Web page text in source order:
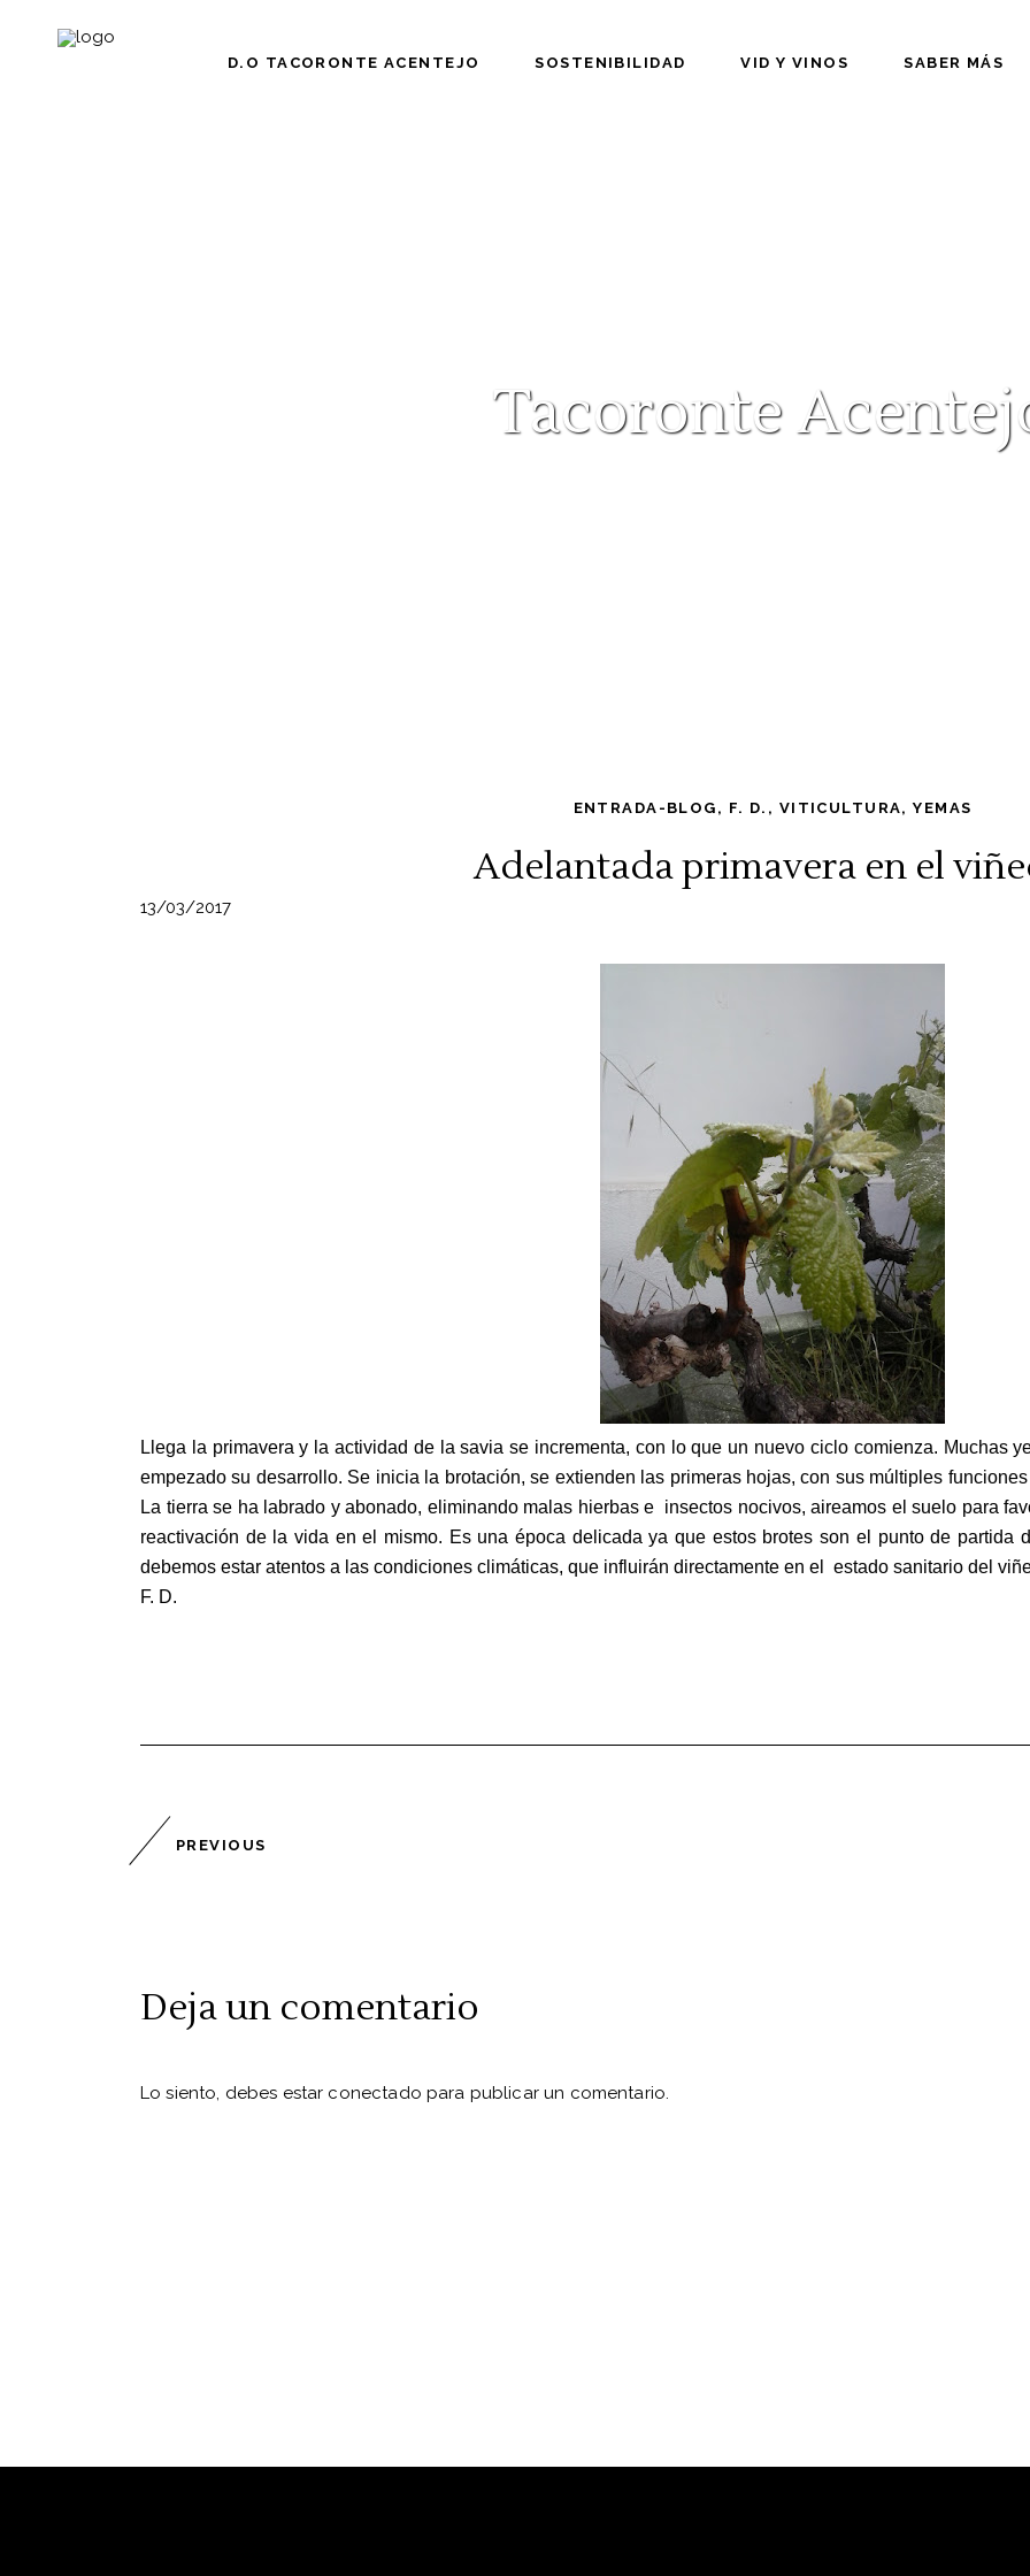
D.O TACORONTE ACENTEJO SOSTENIBILIDAD VID Y VINOS SABER MÁS
Tacoronte
ENTRADA-BLOG , F. D. , VITICULTURA,YEMAS
Adelantada primavera en el
13/03/2017
Llega la primavera y la actividad de la savia se incrementa, con lo que un nuevo ciclo comienza. Muchas
empezado su desarrollo. Se inicia la brotación, se extienden las primeras hojas, con sus múltiples
La tierra se ha labrado y abonado, eliminando malas hierbas e insectos nocivos, aireamos el suelo para
reactivación de la vida en el mismo. Es una época delicada ya que estos brotes son el punto de partida
debemos estar atentos a las condiciones climáticas, que influirán directamente en el estado sanitario del
F. D.
PREVIOUS
Deja un comentario
Lo siento, debes estar conectado para publicar un comentario.